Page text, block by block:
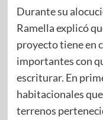
Durante su
Ramella explicó
proyecto tiene en
importantes con
escriturar. En
habitacionales
terrenos